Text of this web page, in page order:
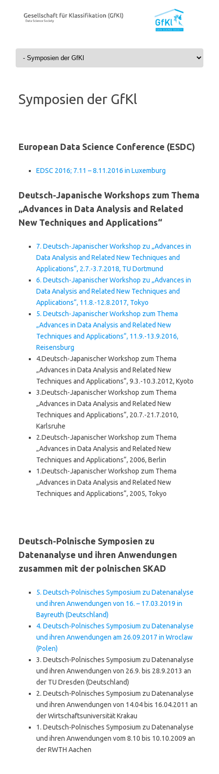
Skip to content
Symposien der GfKl
European Data Science Conference (ESDC)
EDSC 2016; 7.11 – 8.11.2016 in Luxemburg
Deutsch-Japanische Workshops zum Thema
„Advances in Data Analysis and Related
New Techniques and Applications“
7. Deutsch-Japanischer Workshop zu „Advances in
Data Analysis and Related New Techniques and
Applications“, 2.7.-3.7.2018, TU Dortmund
6. Deutsch-Japanischer Workshop zu „Advances in
Data Analysis and Related New Techniques and
Applications“, 11.8.-12.8.2017, Tokyo
5. Deutsch-Japanischer Workshop zum Thema
„Advances in Data Analysis and Related New
Techniques and Applications“, 11.9.-13.9.2016,
Reisensburg
4.Deutsch-Japanischer Workshop zum Thema
„Advances in Data Analysis and Related New
Techniques and Applications“, 9.3.-10.3.2012, Kyoto
3.Deutsch-Japanischer Workshop zum Thema
„Advances in Data Analysis and Related New
Techniques and Applications“, 20.7.-21.7.2010,
Karlsruhe
2.Deutsch-Japanischer Workshop zum Thema
„Advances in Data Analysis and Related New
Techniques and Applications“, 2006, Berlin
1.Deutsch-Japanischer Workshop zum Thema
„Advances in Data Analysis and Related New
Techniques and Applications“, 2005, Tokyo
Deutsch-Polnische Symposien zu
Datenanalyse und ihren Anwendungen
zusammen mit der polnischen SKAD
5. Deutsch-Polnisches Symposium zu Datenanalyse
und ihren Anwendungen von 16. – 17.03.2019 in
Bayreuth (Deutschland)
4. Deutsch-Polnisches Symposium zu Datenanalyse
und ihren Anwendungen am 26.09.2017 in Wroclaw
(Polen)
3. Deutsch-Polnisches Symposium zu Datenanalyse
und ihren Anwendungen von 26.9. bis 28.9.2013 an
der TU Dresden (Deutschland)
2. Deutsch-Polnisches Symposium zu Datenanalyse
und ihren Anwendungen von 14.04 bis 16.04.2011 an
der Wirtschaftsuniversität Krakau
1. Deutsch-Polnisches Symposium zu Datenanalyse
und ihren Anwendungen vom 8.10 bis 10.10.2009 an
der RWTH Aachen